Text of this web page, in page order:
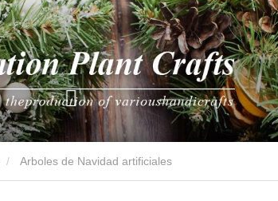
Arboles de Navidad artificiales